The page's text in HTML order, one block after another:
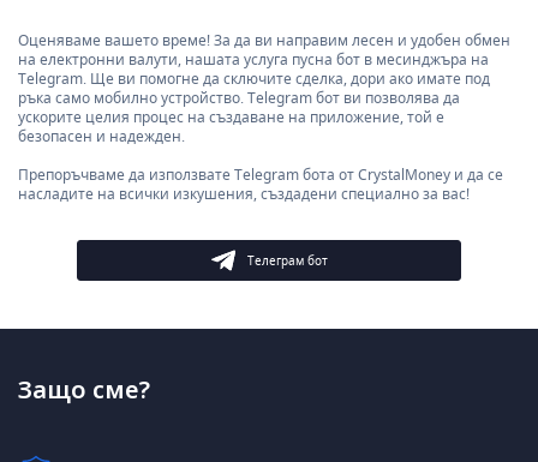
Оценяваме вашето време! За да ви направим лесен и удобен обмен
на електронни валути, нашата услуга пусна бот в месинджъра на
Telegram. Ще ви помогне да сключите сделка, дори ако имате под
ръка само мобилно устройство. Telegram бот ви позволява да
ускорите целия процес на създаване на приложение, той е
безопасен и надежден.
Препоръчваме да използвате Telegram бота от CrystalMoney и да се
насладите на всички изкушения, създадени специално за вас!
Телеграм бот
Защо сме?